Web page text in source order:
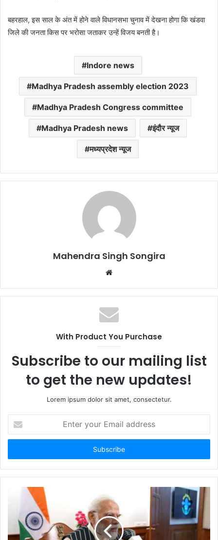
बहरहाल, इस साल के अंत में होने वाले विधानसभा चुनाव में देखना होगा कि खंडवा
जिले की जनता किस पर भरोसा जताकर उन्हें विजय बनती है।
Indore news
Madhya Pradesh assembly election 2023
Madhya Pradesh Congress committee
Madhya Pradesh news इंदौर न्यूज
मध्यप्रदेश न्यूज
Mahendra Singh Songira
Website
With Product You Purchase
Subscribe to our mailing list
to get the new updates!
Lorem ipsum dolor sit amet, consectetur.
your
Email